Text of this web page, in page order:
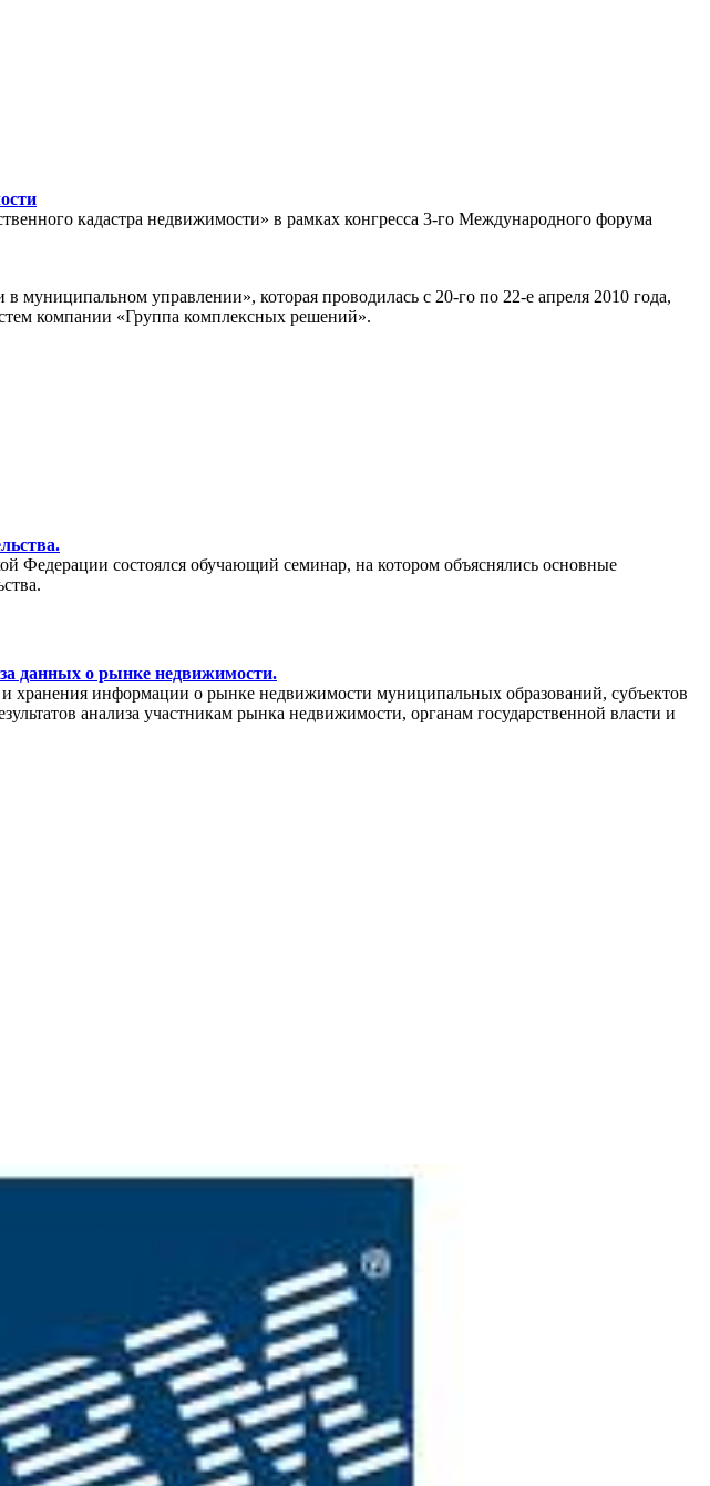
кадастра недвижимости» в рамках конгресса 3-го Международного форума
управлении», которая проводилась с 20-го по 22-е апреля 2010 года,
компании «Группа комплексных решений».
Федерации состоялся обучающий семинар, на котором объяснялись основные
данных о рынке недвижимости.
хранения информации о рынке недвижимости муниципальных образований, субъектов
анализа участникам рынка недвижимости, органам государственной власти и